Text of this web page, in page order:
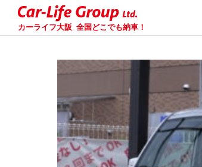
カーライフ大阪 全国どこでも納車！